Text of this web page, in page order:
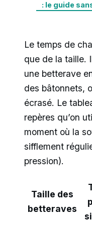
: le guide
Le temps de
que de la taille.
une betterave
des bâtonnets,
écrasé. Le
repères qu’on
moment où la
sifflement
pression).
Taille des
betteraves